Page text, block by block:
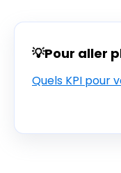
💡Pour aller
Quels KPI pour